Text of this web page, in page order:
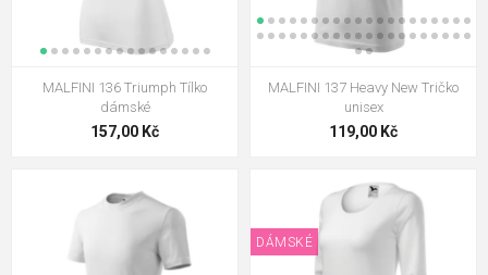
MALFINI 136 Triumph Tílko
dámské
157,00 Kč
MALFINI 137 Heavy New Tričko
unisex
119,00 Kč
DÁMSKÉ